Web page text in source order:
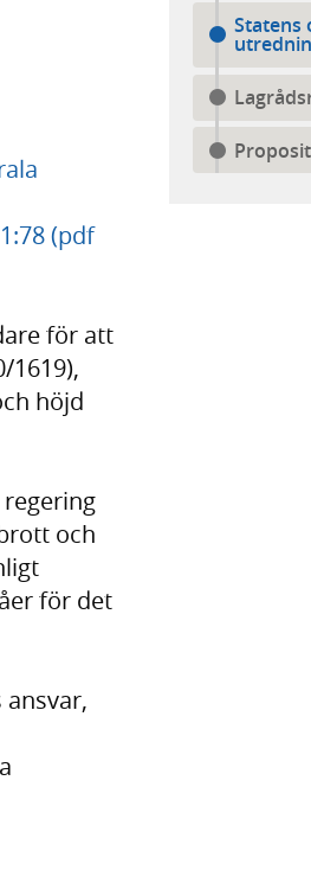
(pdf
för att
1619),
höjd
och
för det
Statens